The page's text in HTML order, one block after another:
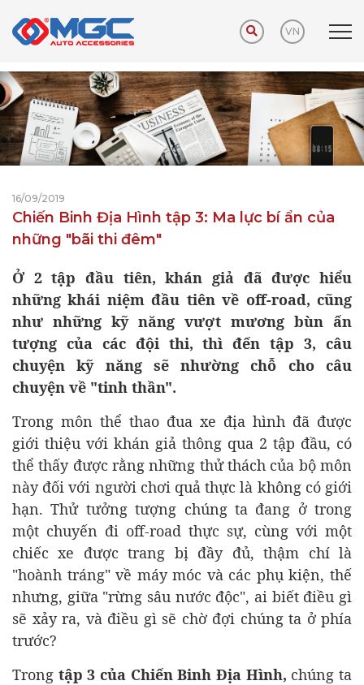
VN
Trang chủ Tin tức - sự kiện Tin tức mới
16/09/2019
Chiến Binh Địa Hình tập 3: Ma lực bí ẩn của
những "bãi thi đêm"
Ở 2 tập đầu tiên, khán giả đã được hiểu
những khái niệm đầu tiên về off-road, cũng
như những kỹ năng vượt mương bùn ấn
tượng của các đội thi, thì đến tập 3, câu
chuyện kỹ năng sẽ nhường chỗ cho câu
chuyện về "tinh thần".
Trong môn thể thao đua xe địa hình đã được
giới thiệu với khán giả thông qua 2 tập đầu, có
thể thấy được rằng những thử thách của bộ môn
này đối với người chơi quả thực là không có giới
hạn. Thử tưởng tượng chúng ta đang ở trong
một chuyến đi off-road thực sự, cùng với một
chiếc xe được trang bị đầy đủ, thậm chí là
"hoành tráng" về máy móc và các phụ kiện, thế
nhưng, giữa "rừng sâu nước độc", ai biết điều gì
sẽ xảy ra, và điều gì sẽ chờ đợi chúng ta ở phía
trước?
Trong tập 3 của Chiến Binh Địa Hình, chúng ta